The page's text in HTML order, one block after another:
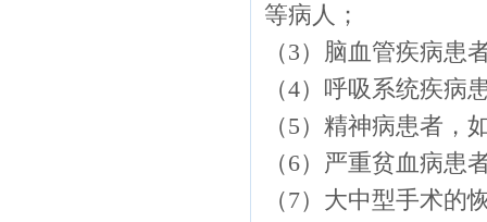
等病人；
（3）脑血管疾病患
（4）呼吸系统疾病
（5）精神病患者，
（6）严重贫血病患
（7）大中型手术的